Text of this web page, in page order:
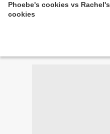
Phoebe's cookies vs Rachel's
cookies